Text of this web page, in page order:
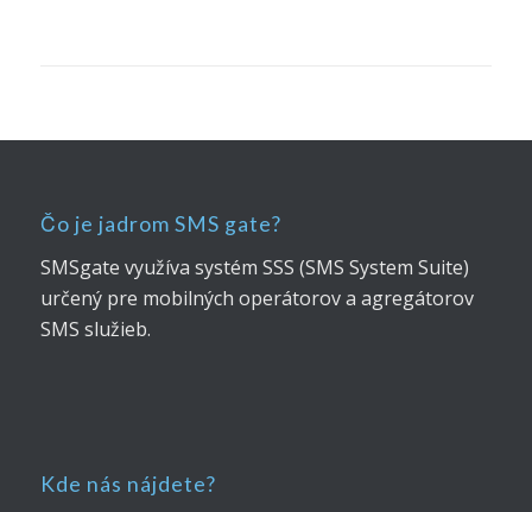
Čo je jadrom SMS gate?
SMSgate využíva systém SSS (SMS System Suite)
určený pre mobilných operátorov a agregátorov
SMS služieb.
Kde nás nájdete?